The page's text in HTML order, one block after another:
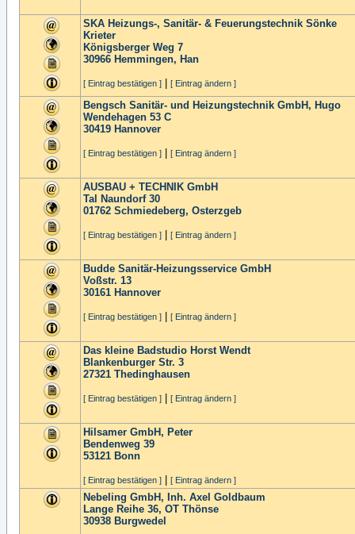
SKA Heizungs-, Sanitär- & Feuerungstechnik Sönke
Krieter
Königsberger Weg 7
30966 Hemmingen, Han
[ Eintrag bestätigen ] [ Eintrag ändern ]
Bengsch Sanitär- und Heizungstechnik GmbH, Hugo
Wendehagen 53 C
30419 Hannover
[ Eintrag bestätigen ] [ Eintrag ändern ]
AUSBAU + TECHNIK GmbH
Tal Naundorf 30
01762 Schmiedeberg, Osterzgeb
[ Eintrag bestätigen ] [ Eintrag ändern ]
Budde Sanitär-Heizungsservice GmbH
Voßstr. 13
30161 Hannover
[ Eintrag bestätigen ] [ Eintrag ändern ]
Das kleine Badstudio Horst Wendt
Blankenburger Str. 3
27321 Thedinghausen
[ Eintrag bestätigen ] [ Eintrag ändern ]
Hilsamer GmbH, Peter
Bendenweg 39
53121 Bonn
[ Eintrag bestätigen ] [ Eintrag ändern ]
Nebeling GmbH, Inh. Axel Goldbaum
Lange Reihe 36, OT Thönse
30938 Burgwedel